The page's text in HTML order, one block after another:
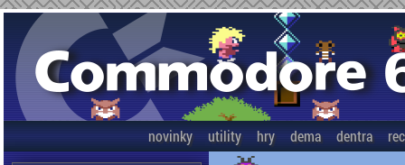
novinky utility hry dema dentra